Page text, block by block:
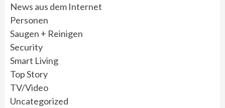
News aus dem Internet
Personen
Saugen + Reinigen
Security
Smart Living
Top Story
TV/Video
Uncategorized